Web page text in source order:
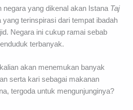
negara yang dikenal akan Istana Taj
terinspirasi dari tempat ibadah
Negara ini cukup ramai sebab
terbanyak.
akan menemukan banyak
serta kari sebagai makanan
tergoda untuk mengunjunginya?